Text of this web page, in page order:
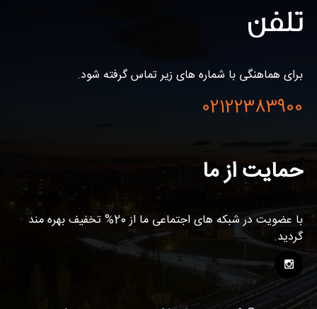
تلفن
برای هماهنگی با شماره های زیر تماس گرفته شود.
02122383900
حمایت از ما
با عضویت در شبکه های اجتماعی ما از 20% تخفیف بهره مند
گردید.